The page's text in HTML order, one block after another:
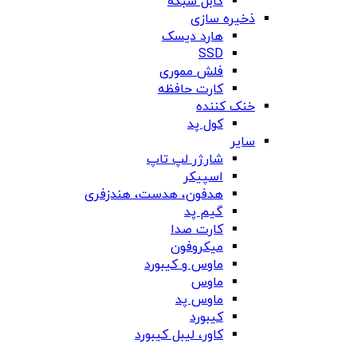
ذخیره سازی
هارد دیسک
SSD
فلش مموری
کارت حافظه
خنک کننده
کول پد
سایر
شارژر لپ تاپ
اسپیکر
هدفون، هدست، هندزفری
گیم پد
کارت صدا
میکروفون
ماوس و کیبورد
ماوس
ماوس پد
کیبورد
کاور، لیبل کیبورد